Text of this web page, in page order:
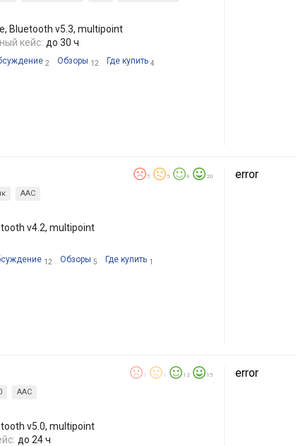
Bluetooth v5.3, multipoint
кейс: до 30 ч
2 Обзоры 12 Где купить 4
5 5 8 20
AAC
v4.2, multipoint
12 Обзоры 5 Где купить 1
error
1 1 12 15
AAC
v5.0, multipoint
до 24 ч
error